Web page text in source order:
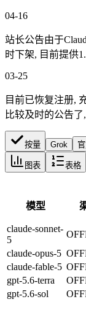
04-16
站长公告由于
时下架, 目前提供
03-25
目前已恢复注册,
比较及时的公告
按量 Grok
图表 表格
模型
claude-sonnet-
5
claude-opus-5
claude-fable-5
gpt-5.6-terra
gpt-5.6-sol